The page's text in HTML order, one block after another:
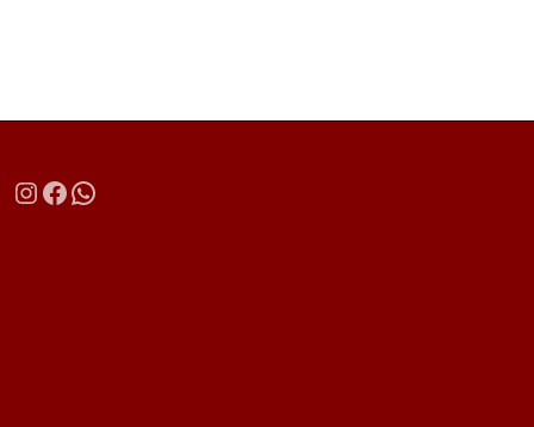
Instagram
Facebook
WhatsApp